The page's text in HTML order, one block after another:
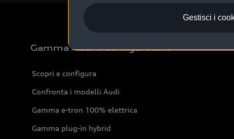
Gestisci i
Gamma Audi e Configuratore
Scopri e configura
Confronta i modelli Audi
Gamma e-tron 100% elettrica
Gamma plug-in hybrid